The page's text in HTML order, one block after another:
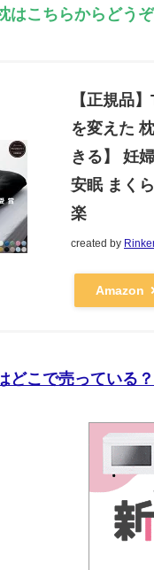
はこちらからどうぞ
【正規品
を変えた
きる】 妊
安眠 まく
楽
created by
Amazon
どこで売っている